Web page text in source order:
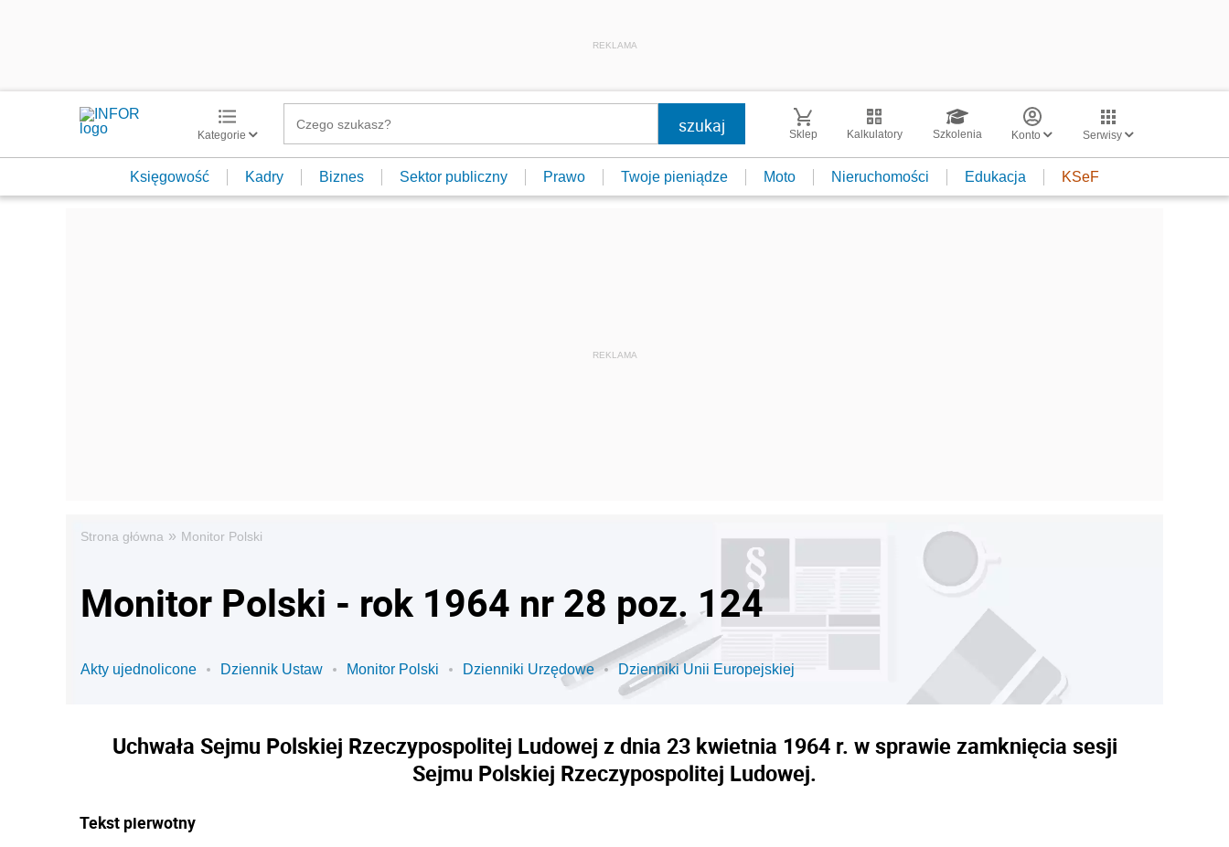
REKLAMA
Kategorie Sklep Kalkulatory Szkolenia Konto Serwisy
Księgowość Kadry Biznes Sektor publiczny Prawo Twoje pieniądze Moto Nieruchomości Edukacja KSeF
Strona główna » Monitor Polski
Monitor Polski - rok 1964 nr 28 poz. 124
Akty ujednolicone Dziennik Ustaw Monitor Polski Dzienniki Urzędowe Dzienniki Unii Europejskiej
Uchwała Sejmu Polskiej Rzeczypospolitej Ludowej z dnia 23 kwietnia 1964 r. w sprawie zamknięcia sesji
Sejmu Polskiej Rzeczypospolitej Ludowej.
Tekst pierwotny